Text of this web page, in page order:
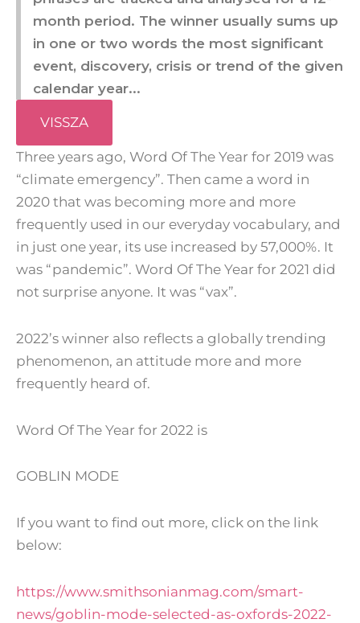
month period. The winner usually sums up
in one or two words the most significant
event, discovery, crisis or trend of the given
calendar year...
VISSZA
Three years ago, Word Of The Year for 2019 was
“climate emergency”. Then came a word in
2020 that was becoming more and more
frequently used in our everyday vocabulary, and
in just one year, its use increased by 57,000%. It
was “pandemic”. Word Of The Year for 2021 did
not surprise anyone. It was “vax”.
2022’s winner also reflects a globally trending
phenomenon, an attitude more and more
frequently heard of.
Word Of The Year for 2022 is
GOBLIN MODE
If you want to find out more, click on the link
below:
https://www.smithsonianmag.com/smart-
news/goblin-mode-selected-as-oxfords-2022-